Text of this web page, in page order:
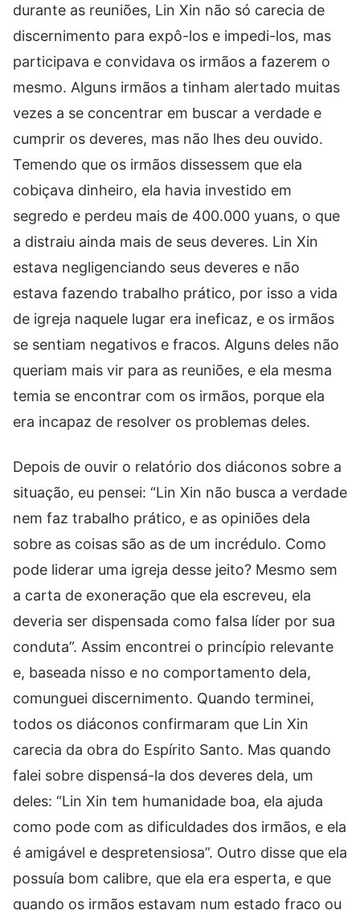
durante as reuniões, Lin Xin não só carecia de
discernimento para expô-los e impedi-los, mas
participava e convidava os irmãos a fazerem o
mesmo. Alguns irmãos a tinham alertado muitas
vezes a se concentrar em buscar a verdade e
cumprir os deveres, mas não lhes deu ouvido.
Temendo que os irmãos dissessem que ela
cobiçava dinheiro, ela havia investido em
segredo e perdeu mais de 400.000 yuans, o que
a distraiu ainda mais de seus deveres. Lin Xin
estava negligenciando seus deveres e não
estava fazendo trabalho prático, por isso a vida
de igreja naquele lugar era ineficaz, e os irmãos
se sentiam negativos e fracos. Alguns deles não
queriam mais vir para as reuniões, e ela mesma
temia se encontrar com os irmãos, porque ela
era incapaz de resolver os problemas deles.
Depois de ouvir o relatório dos diáconos sobre a
situação, eu pensei: “Lin Xin não busca a verdade
nem faz trabalho prático, e as opiniões dela
sobre as coisas são as de um incrédulo. Como
pode liderar uma igreja desse jeito? Mesmo sem
a carta de exoneração que ela escreveu, ela
deveria ser dispensada como falsa líder por sua
conduta”. Assim encontrei o princípio relevante
e, baseada nisso e no comportamento dela,
comunguei discernimento. Quando terminei,
todos os diáconos confirmaram que Lin Xin
carecia da obra do Espírito Santo. Mas quando
falei sobre dispensá-la dos deveres dela, um
deles: “Lin Xin tem humanidade boa, ela ajuda
como pode com as dificuldades dos irmãos, e ela
é amigável e despretensiosa”. Outro disse que ela
possuía bom calibre, que ela era esperta, e que
quando os irmãos estavam num estado fraco ou